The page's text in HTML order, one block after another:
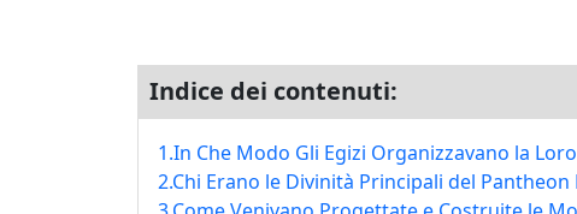
Indice dei contenuti:
1.In Che Modo Gli Egizi Organizzavano la
2.Chi Erano le Divinità Principali del